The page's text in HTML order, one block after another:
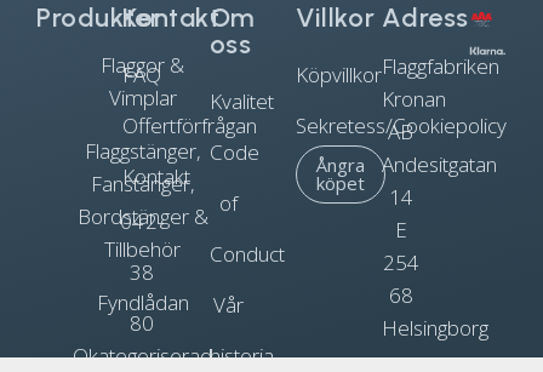
Adress
Flaggfabriken
Kronan
AB
Andesitgatan
14
E
254
68
Helsingborg
Kontakt
FAQ
Offertförfrågan
Kontakt
042-
38
80
Om
oss
Kvalitet
Code
of
Conduct
Vår
historia
Villkor
Köpvillkor
Sekretess/Cookiepolicy
Ångra
köpet
Produkter
Flaggor &
Vimplar
Flaggstänger,
Fanstänger,
Bordstänger &
Tillbehör
Fyndlådan
Okategoriserad